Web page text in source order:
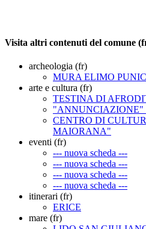
Visita altri contenuti del comune
archeologia (fr)
MURA ELIMO
arte e cultura (fr)
TESTINA DI
CENTRO DI
MAIORANA"
eventi (fr)
--- nuova scheda ---
--- nuova scheda ---
--- nuova scheda ---
--- nuova scheda ---
itinerari (fr)
ERICE
mare (fr)